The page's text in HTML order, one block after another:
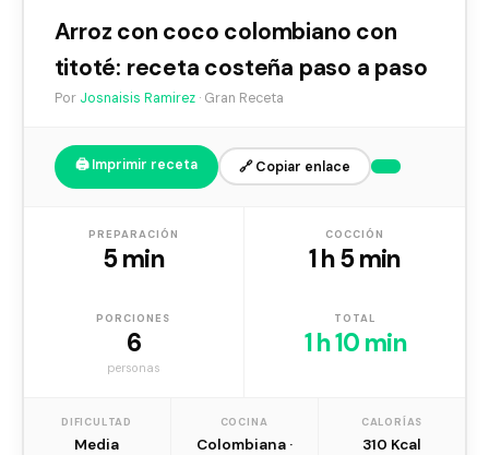
Arroz con coco colombiano con
titoté: receta costeña paso a paso
Por Josnaisis Ramirez· Gran Receta
🖨️ Imprimir receta 🔗 Copiar enlace
PREPARACIÓN
5 min
COCCIÓN
1 h 5 min
PORCIONES
6
personas
TOTAL
1 h 10 min
DIFICULTAD
Media
COCINA
Colombiana ·
CALORÍAS
310 Kcal